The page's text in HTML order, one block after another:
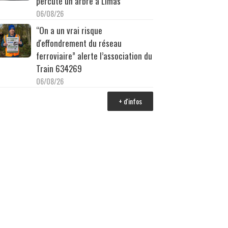
06/08/26
“On a un vrai risque
d'effondrement du réseau
ferroviaire” alerte l’association du
Train 634269
06/08/26
+ d'infos